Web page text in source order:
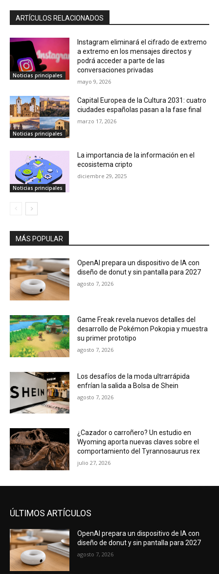
ARTÍCULOS RELACIONADOS
Noticias principales
Instagram eliminará el cifrado de extremo
a extremo en los mensajes directos y
podrá acceder a parte de las
conversaciones privadas
mayo 9, 2026
Noticias principales
Capital Europea de la Cultura 2031: cuatro
ciudades españolas pasan a la fase final
marzo 17, 2026
Noticias principales
La importancia de la información en el
ecosistema cripto
diciembre 29, 2025
MÁS POPULAR
OpenAI prepara un dispositivo de IA con
diseño de donut y sin pantalla para 2027
agosto 7, 2026
Game Freak revela nuevos detalles del
desarrollo de Pokémon Pokopia y muestra
su primer prototipo
agosto 7, 2026
Los desafíos de la moda ultrarrápida
enfrían la salida a Bolsa de Shein
agosto 7, 2026
¿Cazador o carroñero? Un estudio en
Wyoming aporta nuevas claves sobre el
comportamiento del Tyrannosaurus rex
julio 27, 2026
ÚLTIMOS ARTÍCULOS
OpenAI prepara un dispositivo de IA con
diseño de donut y sin pantalla para 2027
agosto 7, 2026